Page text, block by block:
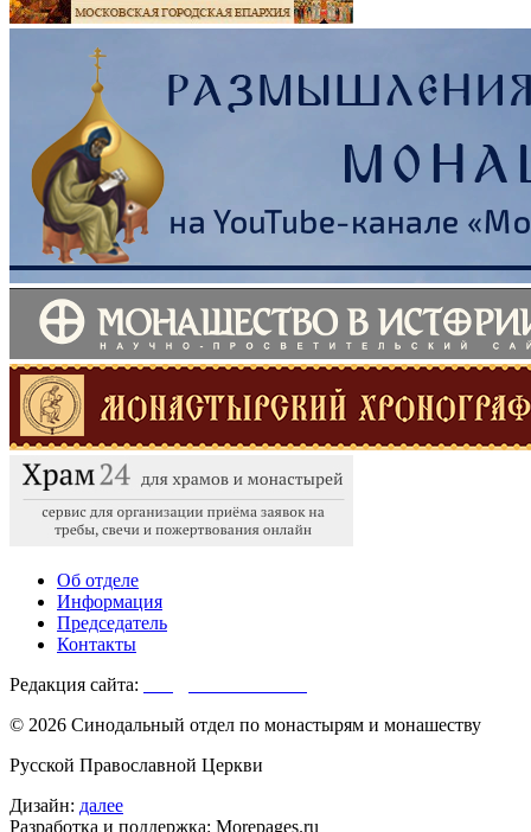
Об отделе
Информация
Председатель
Контакты
Редакция сайта:
© 2026 Синодальный отдел по монастырям и монашеству
Русской Православной Церкви
Дизайн: далее
Разработка и поддержка: Morepages.ru